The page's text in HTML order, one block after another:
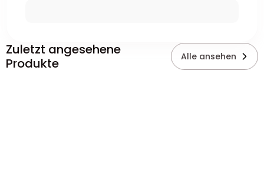
Zuletzt angesehene
Produkte
Alle ansehen